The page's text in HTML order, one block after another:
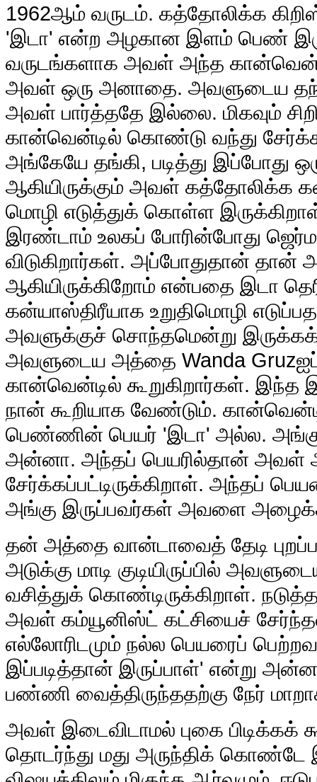
1962ஆம் வருடம். கத்தோலிக்க
'இடா' என்ற அழகான இளம் பெண்
வருடங்களாக அவள் அந்த
அவள் ஒரு அனாதை. அவளுடைய
அவள் பார்த்ததே இல்லை. மிகவும்
கான்வென்டில் கொண்டு வந்து
அங்கேயே தங்கி, படித்து
ஆகியிருக்கும் அவள் கத்தோலிக்க
மொழி எடுத்துக் கொள்ள
இரண்டாம் உலகப் போரின்போது
விடுகிறார்கள். அப்போதுதான்
ஆகியிருக்கிறோம் என்பதை இடா
கன்யாஸ்திரீயாக உறுதிமொழி
அவளுக்குச் சொந்தமென்று இருக்கக்
அவளுடைய அத்தை Wanda Gruzஐப்
கான்வென்டில் கூறுகிறார்கள். இந்த
நான் கூறியாக வேண்டும்.
பெண்ணின் பெயர் 'இடா' அல்ல.
அன்னா. அந்தப் பெயரில்தான் அவள்
சேர்க்கப்பட்டிருக்கிறாள். அந்தப்
அங்கு இருப்பவர்கள் அவளை
தன் அத்தை வான்டாவைத் தேடி
அடுக்கு மாடி குடியிருப்பில்
வசித்துக் கொண்டிருக்கிறாள்.
அவள் கம்யூனிஸ்ட் கட்சியைச்
எல்லோரிடமும் நல்ல பெயரைப்
இப்படித்தான் இருப்பாள்' என்று
பண்ணி வைத்திருந்ததற்கு நேர்
அவள் இடைவிடாமல் புகை பிடிக்கக்
தொடர்ந்து மது அருந்திக் கொண்டே